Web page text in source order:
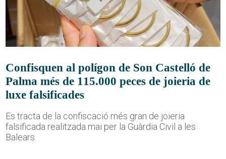
Confisquen al polígon de Son Castelló de
Palma més de 115.000 peces de joieria de
luxe falsificades
Es tracta de la confiscació més gran de joieria
falsificada realitzada mai per la Guàrdia Civil a les
Balears